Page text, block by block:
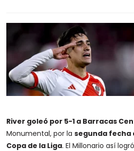
River goleó por 5-1 a Barracas
Monumental, por lasegunda fecha
Copa de la Liga. El Millonario así